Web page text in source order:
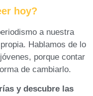
hoy?
a nuestra
Hablamos de lo
porque contar
de cambiarlo.
y descubre las